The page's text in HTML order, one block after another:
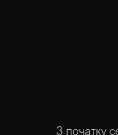
З початку